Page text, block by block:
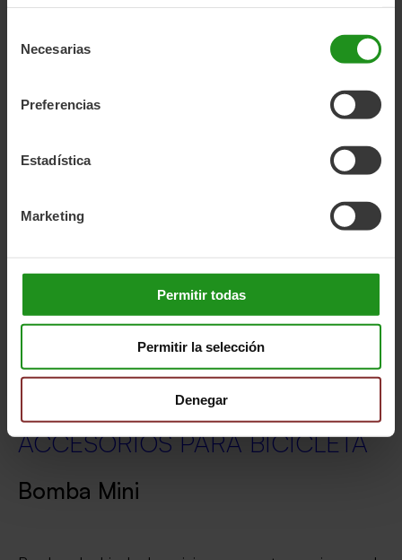
Necesarias
Preferencias
Estadística
Marketing
Permitir todas
Permitir la selección
Denegar
ACCESORIOS PARA BICICLETA
Bomba Mini